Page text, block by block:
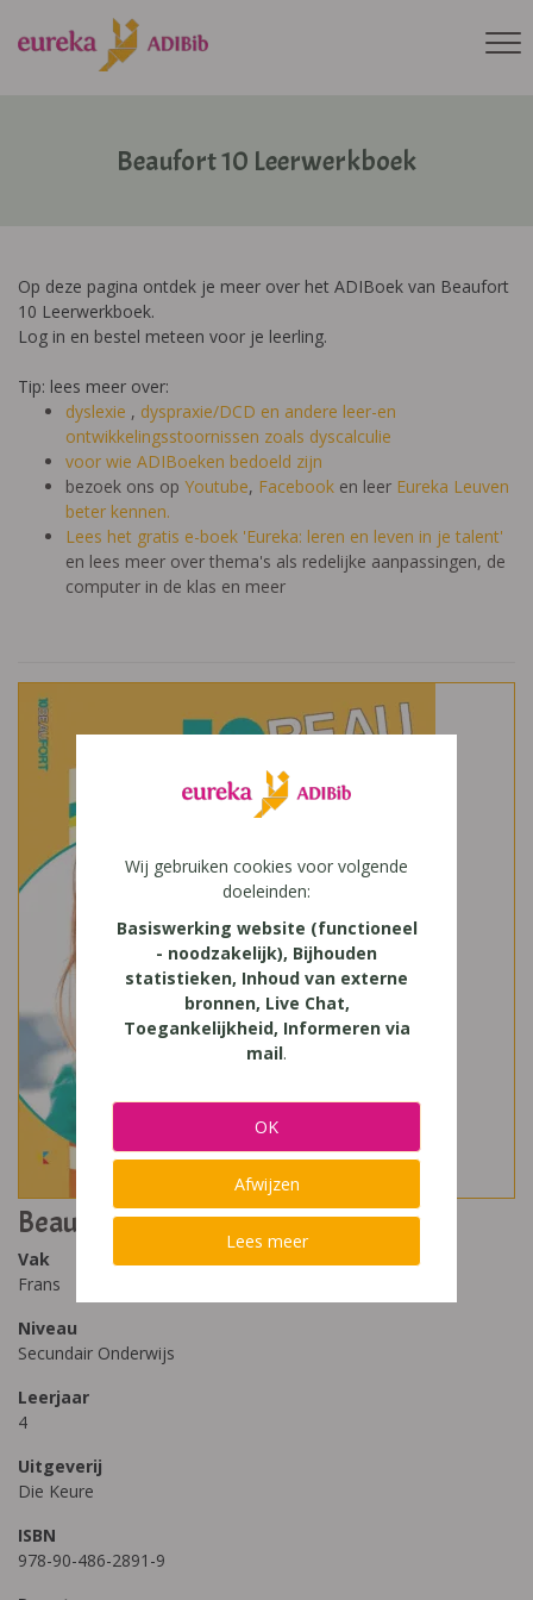
Beaufort 10 Leerwerkboek
Op deze pagina ontdek je meer over het ADIBoek van Beaufort
10 Leerwerkboek.
Log in en bestel meteen voor je leerling.
Tip: lees meer over:
dyslexie , dyspraxie/DCD en andere leer-en
ontwikkelingsstoornissen zoals dyscalculie
voor wie ADIBoeken bedoeld zijn
bezoek ons op Youtube, Facebook en leer Eureka Leuven
beter kennen.
Lees het gratis e-boek 'Eureka: leren en leven in je talent'
en lees meer over thema's als redelijke aanpassingen, de
computer in de klas en meer
Beaufort 10 Leerwerkboek
Vak
Frans
Niveau
Secundair Onderwijs
Leerjaar
4
Uitgeverij
Die Keure
ISBN
978-90-486-2891-9
Wij gebruiken cookies voor volgende
doeleinden:
Basiswerking website (functioneel
- noodzakelijk), Bijhouden
statistieken, Inhoud van externe
bronnen, Live Chat,
Toegankelijkheid, Informeren via
mail.
OK
Afwijzen
Lees meer